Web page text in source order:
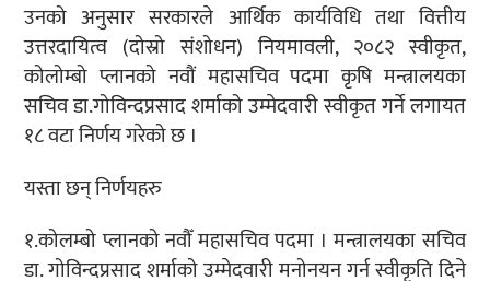
उनको अनुसार सरकारले आर्थिक कार्यविधि तथा वित्तीय
उत्तरदायित्व (दोस्रो संशोधन) नियमावली, २०८२ स्वीकृत,
कोलोम्बो प्लानको नवौं महासचिव पदमा कृषि मन्त्रालयका
सचिव डा.गोविन्दप्रसाद शर्माको उम्मेदवारी स्वीकृत गर्ने लगायत
१८ वटा निर्णय गरेको छ ।
यस्ता छन् निर्णयहरु
१.कोलम्बो प्लानको नवौँ महासचिव पदमा । मन्त्रालयका सचिव
डा. गोविन्दप्रसाद शर्माको उम्मेदवारी मनोनयन गर्न स्वीकृति दिने